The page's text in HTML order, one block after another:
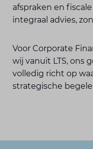
afspraken en
integraal advies,
Voor Corporate
wij vanuit LTS, ons
volledig richt op
strategische